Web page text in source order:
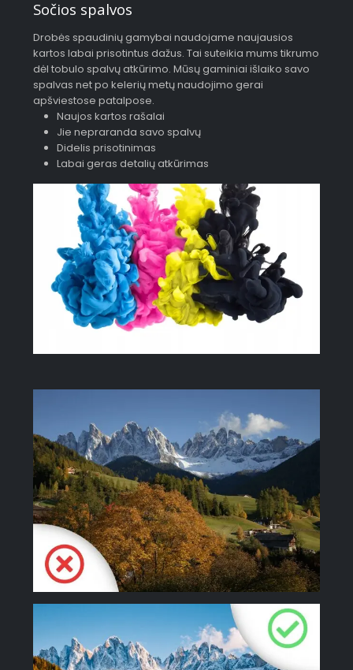
Sočios spalvos
Drobės spaudinių gamybai naudojame naujausios
kartos labai prisotintus dažus. Tai suteikia mums tikrumo
dėl tobulo spalvų atkūrimo. Mūsų gaminiai išlaiko savo
spalvas net po kelerių metų naudojimo gerai
apšviestose patalpose.
Naujos kartos rašalai
Jie nepraranda savo spalvų
Didelis prisotinimas
Labai geras detalių atkūrimas